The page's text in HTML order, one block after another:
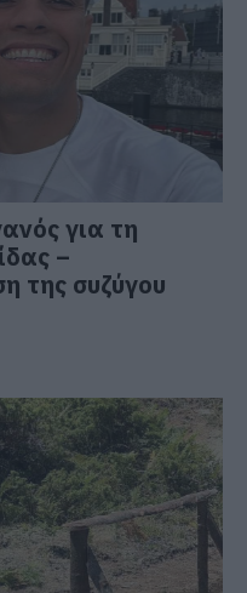
για τη
–
της συζύγου